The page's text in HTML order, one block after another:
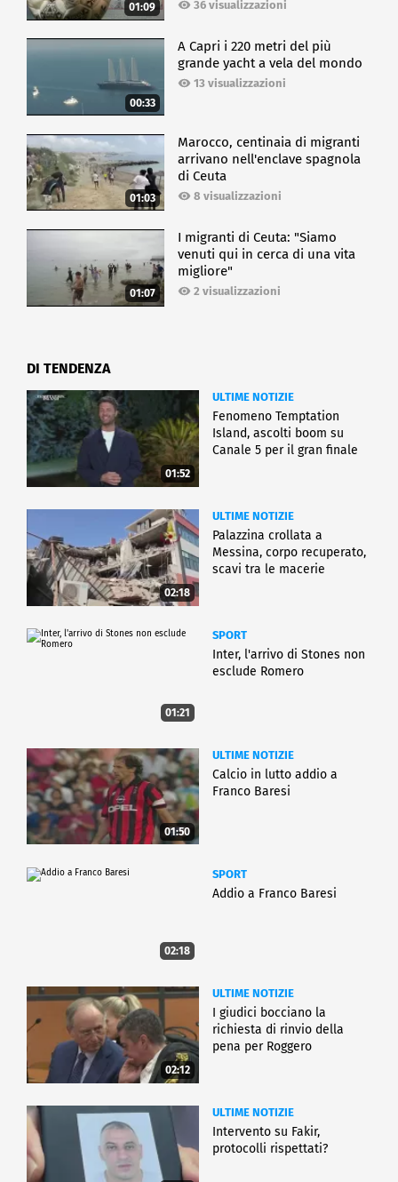
01:09 36 visualizzazioni
00:33
A Capri i 220 metri del più
grande yacht a vela del mondo
13 visualizzazioni
01:03
Marocco, centinaia di migranti
arrivano nell'enclave spagnola
di Ceuta
8 visualizzazioni
01:07
I migranti di Ceuta: "Siamo
venuti qui in cerca di una vita
migliore"
2 visualizzazioni
DI TENDENZA
01:52
ULTIME NOTIZIE
Fenomeno Temptation
Island, ascolti boom su
Canale 5 per il gran finale
02:18
ULTIME NOTIZIE
Palazzina crollata a
Messina, corpo recuperato,
scavi tra le macerie
01:21
SPORT
Inter, l'arrivo di Stones non
esclude Romero
01:50
ULTIME NOTIZIE
Calcio in lutto addio a
Franco Baresi
02:18
SPORT
Addio a Franco Baresi
02:12
ULTIME NOTIZIE
I giudici bocciano la
richiesta di rinvio della
pena per Roggero
ULTIME NOTIZIE
Intervento su Fakir,
protocolli rispettati?